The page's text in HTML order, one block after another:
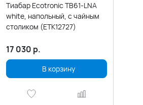
Тиабар Ecotronic ТB61-LNA
white, напольный, с чайным
столиком (ETK12727)
17 030 р.
В корзину